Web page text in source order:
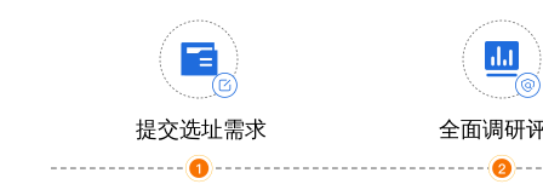
提交选址需求 全面调研